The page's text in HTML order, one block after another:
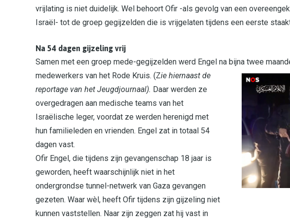
vrijlating is niet duidelijk. Wel behoort Ofir -als gevolg van een
Israël- tot de groep gegijzelden die is vrijgelaten tijdens een eerste
Na 54 dagen gijzeling vrij
Samen met een groep mede-gegijzelden werd Engel na bijna twee
medewerkers van het Rode Kruis. (Zie hiernaast de
reportage van het Jeugdjournaal). Daar werden ze
overgedragen aan medische teams van het
Israëlische leger, voordat ze werden herenigd met
hun familieleden en vrienden. Engel zat in totaal 54
dagen vast.
Ofir Engel, die tijdens zijn gevangenschap 18 jaar is
geworden, heeft waarschijnlijk niet in het
ondergrondse tunnel-netwerk van Gaza gevangen
gezeten. Waar wèl, heeft Ofir tijdens zijn gijzeling niet
kunnen vaststellen. Naar zijn zeggen zat hij vast in